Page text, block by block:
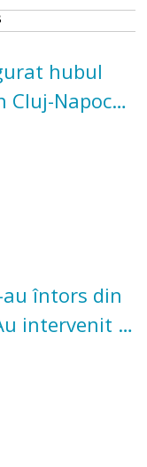
hubul
Napoca.
euro
întors din
intervenit la